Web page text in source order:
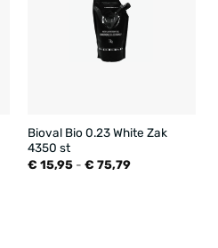
Bioval Bio 0.23 White Zak
4350 st
€ 15,95 - € 75,79Prijsklasse: